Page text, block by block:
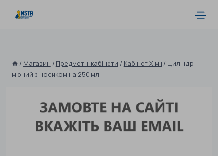
/ Магазин / Предметні кабінети / Кабінет Хімії / Циліндр
мірний з носиком на 250 мл